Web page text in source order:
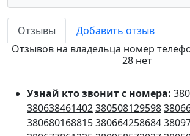
Отзывы
Добавить отзыв
Отзывов на владельца номер
28 нет
Узнай кто звонит с номера:
380638461402380508129598
380680168815380664258684